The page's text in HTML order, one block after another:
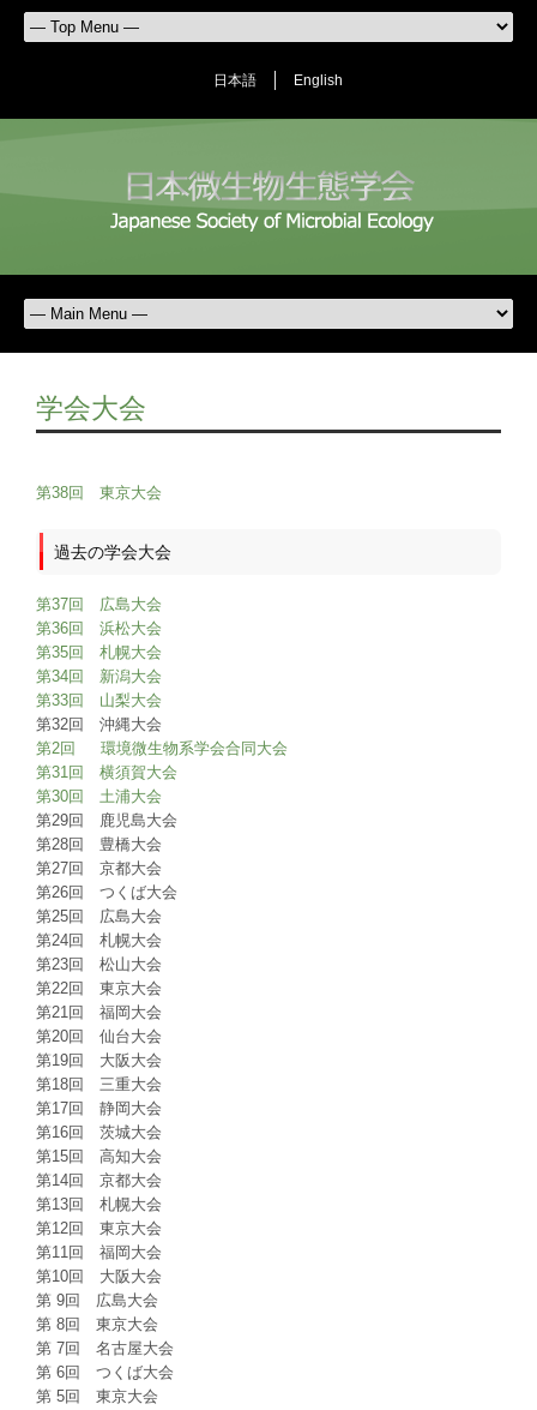
日本語 English
学会大会
第38回 東京大会
過去の学会大会
第37回 広島大会
第36回 浜松大会
第35回 札幌大会
第34回 新潟大会
第33回 山梨大会
第32回 沖縄大会
第2回 環境微生物系学会合同大会
第31回 横須賀大会
第30回 土浦大会
第29回 鹿児島大会
第28回 豊橋大会
第27回 京都大会
第26回 つくば大会
第25回 広島大会
第24回 札幌大会
第23回 松山大会
第22回 東京大会
第21回 福岡大会
第20回 仙台大会
第19回 大阪大会
第18回 三重大会
第17回 静岡大会
第16回 茨城大会
第15回 高知大会
第14回 京都大会
第13回 札幌大会
第12回 東京大会
第11回 福岡大会
第10回 大阪大会
第 9回 広島大会
第 8回 東京大会
第 7回 名古屋大会
第 6回 つくば大会
第 5回 東京大会